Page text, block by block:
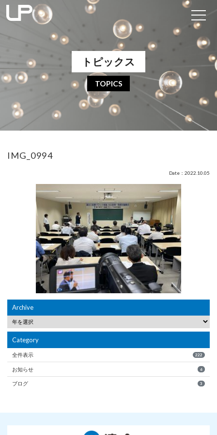
トピックス
TOPICS
IMG_0994
Date：2022.10.05
Archive
Category
全件表示 222
お知らせ 6
ブログ 3